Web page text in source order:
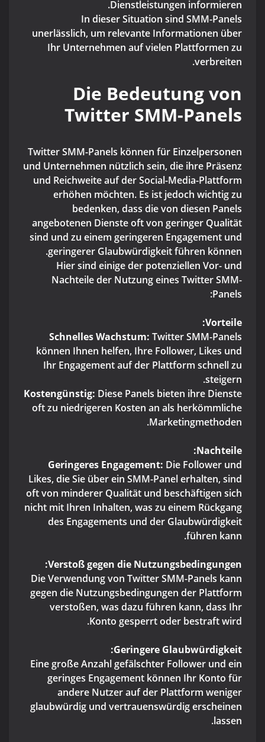
Dienstleistungen informieren.
In dieser Situation sind SMM-Panels
unerlässlich, um relevante Informationen über
Ihr Unternehmen auf vielen Plattformen zu
verbreiten.
Die Bedeutung von
Twitter SMM-Panels
Twitter SMM-Panels können für Einzelpersonen
und Unternehmen nützlich sein, die ihre Präsenz
und Reichweite auf der Social-Media-Plattform
erhöhen möchten. Es ist jedoch wichtig zu
bedenken, dass die von diesen Panels
angebotenen Dienste oft von geringer Qualität
sind und zu einem geringeren Engagement und
geringerer Glaubwürdigkeit führen können.
Hier sind einige der potenziellen Vor- und
Nachteile der Nutzung eines Twitter SMM-
Panels:
Vorteile:
Schnelles Wachstum: Twitter SMM-Panels
können Ihnen helfen, Ihre Follower, Likes und
Ihr Engagement auf der Plattform schnell zu
steigern.
Kostengünstig: Diese Panels bieten ihre Dienste
oft zu niedrigeren Kosten an als herkömmliche
Marketingmethoden.
Nachteile:
Geringeres Engagement: Die Follower und
Likes, die Sie über ein SMM-Panel erhalten, sind
oft von minderer Qualität und beschäftigen sich
nicht mit Ihren Inhalten, was zu einem Rückgang
des Engagements und der Glaubwürdigkeit
führen kann.
Verstoß gegen die Nutzungsbedingungen:
Die Verwendung von Twitter SMM-Panels kann
gegen die Nutzungsbedingungen der Plattform
verstoßen, was dazu führen kann, dass Ihr
Konto gesperrt oder bestraft wird.
Geringere Glaubwürdigkeit:
Eine große Anzahl gefälschter Follower und ein
geringes Engagement können Ihr Konto für
andere Nutzer auf der Plattform weniger
glaubwürdig und vertrauenswürdig erscheinen
lassen.